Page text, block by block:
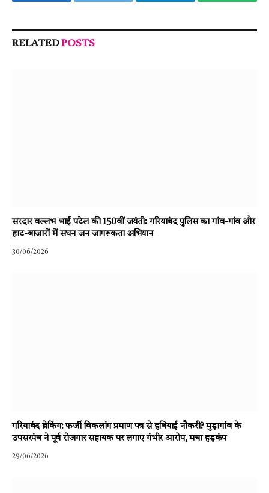
RELATEDPOSTS
सरदार वल्लभ भाई पटेल की 150वीं जयंती: गरियाबंद पुलिस का गांव-गांव और
हाट-बाजारों में सघन जन जागरूकता अभियान
30/06/2026
गरियाबंद ब्रेकिंग: फर्जी विकलांग प्रमाण पत्र से हथियाई नौकरी? मुड़ागांव के
उपसरपंच ने पूर्व रोजगार सहायक पर लगाए गंभीर आरोप, मचा हड़कंप
29/06/2026